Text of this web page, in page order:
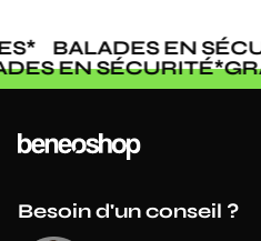
* BALADES EN
EN SÉCURITÉ*
Besoin d'un conseil ?